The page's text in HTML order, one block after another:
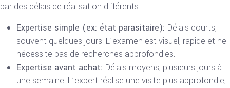
par des délais de réalisation différents.
Expertise simple (ex: état parasitaire): Délais courts,
souvent quelques jours. L’examen est visuel, rapide et ne
nécessite pas de recherches approfondies.
Expertise avant achat: Délais moyens, plusieurs jours à
une semaine. L’expert réalise une visite plus approfondie,